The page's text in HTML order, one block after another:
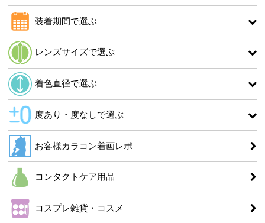
装着期間で選ぶ
レンズサイズで選ぶ
着色直径で選ぶ
度あり・度なしで選ぶ
お客様カラコン着画レポ
コンタクトケア用品
コスプレ雑貨・コスメ